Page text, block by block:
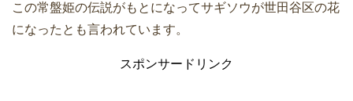
この常盤姫の伝説がもとになってサギソウが世田谷区の花
になったとも言われています。
スポンサードリンク